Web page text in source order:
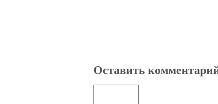
Оставить